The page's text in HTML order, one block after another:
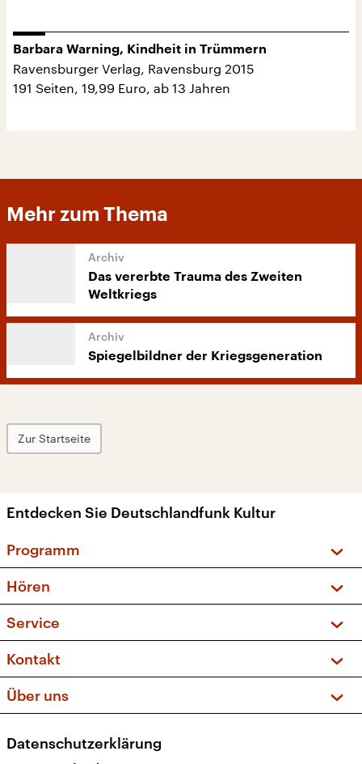
Barbara Warning, Kindheit in Trümmern
Ravensburger Verlag, Ravensburg 2015
191 Seiten, 19,99 Euro, ab 13 Jahren
Mehr zum Thema
Das vererbte Trauma des Zweiten
Weltkriegs
Spiegelbildner der Kriegsgeneration
Zur Startseite
Entdecken Sie Deutschlandfunk Kultur
Programm
Sendungen und Podcasts
Musikliste
Kakadu – Das Kinderprogramm
Hören
Frequenzen (UKW + DAB+)
Service
FAQ
Apps
Newsletter
Veranstaltungen
Kontakt
Social Media
Über uns
Presse
Datenschutzerklärung